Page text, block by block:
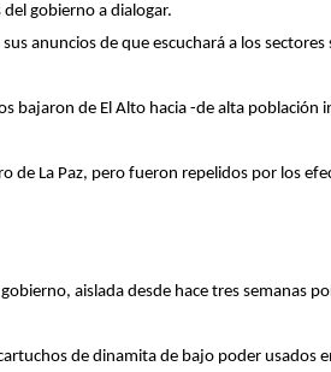
gobierno a dialogar.
anuncios de que escuchará a los
de El Alto hacia -de alta población
de La Paz, pero fueron repelidos por los
aislada desde hace tres semanas
de dinamita de bajo poder usados